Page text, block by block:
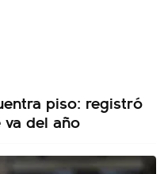
piso: registró
del año